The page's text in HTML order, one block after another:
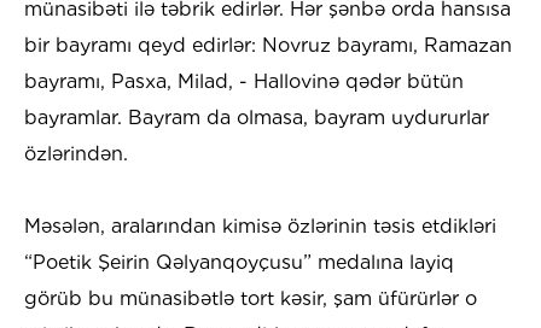
münasibəti ilə təbrik edirlər. Hər şənbə orda hansısa
bir bayramı qeyd edirlər: Novruz bayramı, Ramazan
bayramı, Pasxa, Milad, - Hallovinə qədər bütün
bayramlar. Bayram da olmasa, bayram uydururlar
özlərindən.
Məsələn, aralarından kimisə özlərinin təsis etdikləri
“Poetik Şeirin Qəlyanqoyçusu” medalına layiq
görüb bu münasibətlə tort kəsir, şam üfürürlər o